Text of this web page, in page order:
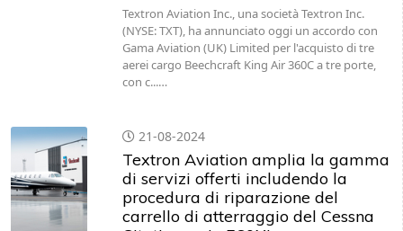
Textron Aviation Inc., una società Textron Inc.
(NYSE: TXT), ha annunciato oggi un accordo con
Gama Aviation (UK) Limited per l'acquisto di tre
aerei cargo Beechcraft King Air 360C a tre porte,
con c...…
21-08-2024
Textron Aviation amplia la gamma
di servizi offerti includendo la
procedura di riparazione del
carrello di atterraggio del Cessna